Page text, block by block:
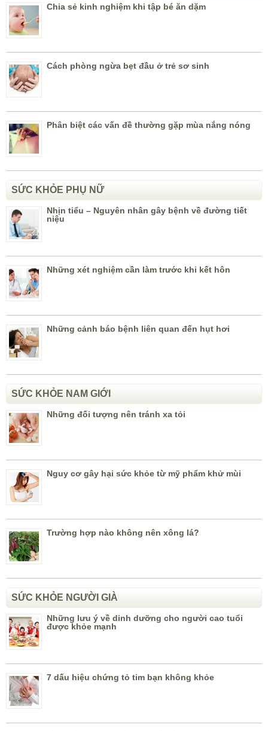
Chia sẻ kinh nghiệm khi tập bé ăn dặm
Cách phòng ngừa bẹt đầu ở trẻ sơ sinh
Phân biệt các vấn đề thường gặp mùa nắng nóng
SỨC KHỎE PHỤ NỮ
Nhịn tiểu – Nguyên nhân gây bệnh về đường tiết
niệu
Những xét nghiệm cần làm trước khi kết hôn
Những cảnh báo bệnh liên quan đến hụt hơi
SỨC KHỎE NAM GIỚI
Những đối tượng nên tránh xa tỏi
Nguy cơ gây hại sức khỏe từ mỹ phẩm khử mùi
Trường hợp nào không nên xông lá?
SỨC KHỎE NGƯỜI GIÀ
Những lưu ý về dinh dưỡng cho người cao tuổi
được khỏe mạnh
7 dấu hiệu chứng tỏ tim bạn không khỏe